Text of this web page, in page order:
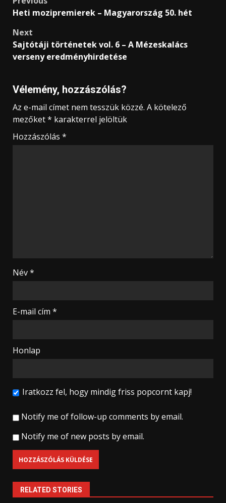
Post
navigation
Heti mozipremierek – Magyarország 50. hét
Next
Sajtótáji történetek vol. 6 – A Mézeskalács
verseny eredményhirdetése
Vélemény, hozzászólás?
Az e-mail címet nem tesszük közzé. A kötelező
mezőket* karakterrel jelöltük
Hozzászólás *
Név*
E-mail cím *
Honlap
Iratkozz fel, hogy mindig friss popcornt kapj!
Notify me of follow-up comments by email.
Notify me of new posts by email.
RELATED STORIES